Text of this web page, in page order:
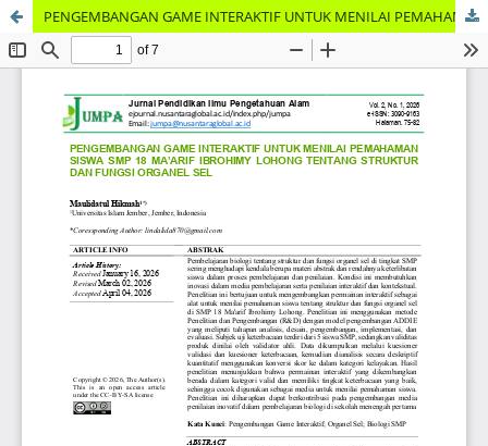
PENGEMBANGAN GAME INTERAKTIF UNTUK MENILAI PEMAHAMAN SISWA SMP 18 MA’ARIF IBROHIMY LOHONG TENTANG STRUKTUR DAN FUNGSI ORGANEL SEL